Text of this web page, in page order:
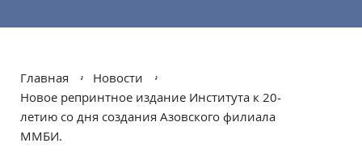
Главная
Новости
Новое репринтное издание Института к 20-
летию со дня создания Азовского филиала
ММБИ.